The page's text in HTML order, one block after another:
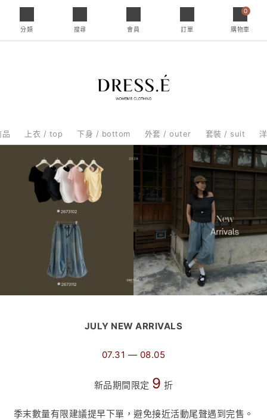
分類 搜尋 會員 訂單
0
購物車
品 上衣 / top 下身 / bottom 外套 / outer 套裝 / suit
JULY NEW ARRIVALS
07.31 — 08.05
新品期間限定 9 折
季末數量有限建議提早下單，避免接近活動尾聲遇到完售。